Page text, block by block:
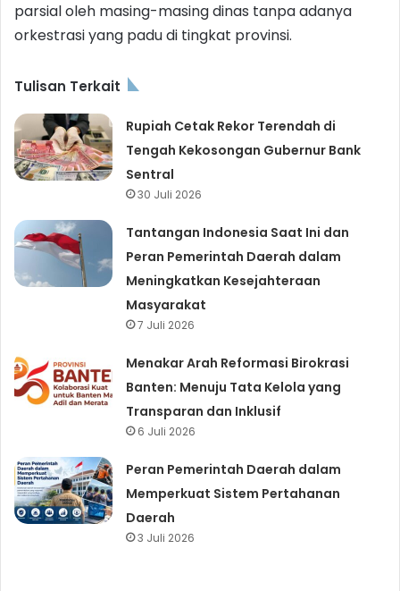
parsial oleh masing-masing dinas tanpa adanya
orkestrasi yang padu di tingkat provinsi.
Tulisan Terkait
Rupiah Cetak Rekor Terendah di
Tengah Kekosongan Gubernur Bank
Sentral
30 Juli 2026
Tantangan Indonesia Saat Ini dan
Peran Pemerintah Daerah dalam
Meningkatkan Kesejahteraan
Masyarakat
7 Juli 2026
Menakar Arah Reformasi Birokrasi
Banten: Menuju Tata Kelola yang
Transparan dan Inklusif
6 Juli 2026
Peran Pemerintah Daerah dalam
Memperkuat Sistem Pertahanan
Daerah
3 Juli 2026